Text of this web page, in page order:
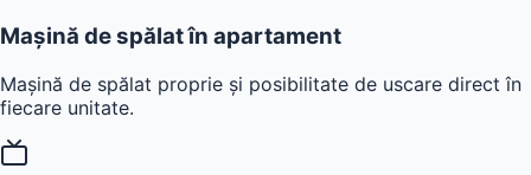
Mașină de spălat în apartament
Mașină de spălat proprie și posibilitate de uscare direct în
fiecare unitate.